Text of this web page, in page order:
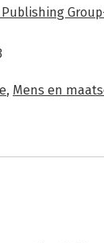
, Mens en